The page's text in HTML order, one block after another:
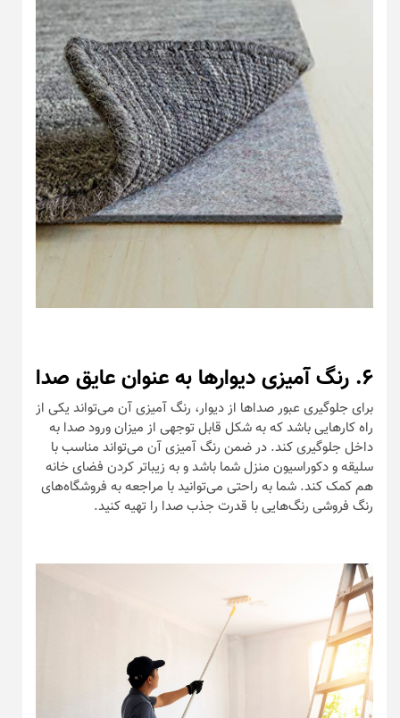
۶. رنگ‌‌ آمیزی دیوارها به عنوان عایق صدا
برای جلوگیری عبور صداها از دیوار، رنگ آمیزی آن می‌تواند یکی از
راه کارهایی باشد که به شکل قابل توجهی از میزان ورود صدا به
داخل جلوگیری کند. در ضمن رنگ آمیزی آن می‌تواند مناسب با
سلیقه و دکوراسیون منزل شما باشد و به زیباتر کردن فضای خانه
هم کمک کند. شما به راحتی می‌توانید با مراجعه به فروشگاه‌های
رنگ فروشی رنگ‌هایی با قدرت جذب صدا را تهیه کنید.